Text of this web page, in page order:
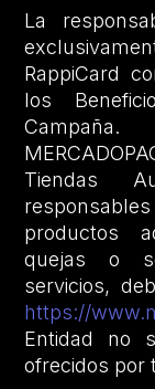
La
RappiCard
los
Tiendas
productos
quejas o
servicios,
https://
Entidad no
ofrecidos por